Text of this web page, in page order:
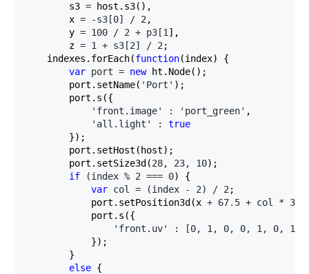
        s3
= host.s3(),
        x
= -s3[0] / 2,
        y
= 100 / 2 + p3[1],
        z
= 1 + s3[2] / 2;
    indexes.forEach(
function(index) {
var port = new ht.Node();
        port.setName(
'Port' );
        port.s({
'front.image' : 'port_green' ,
'all.light' : true
        });
        port.setHost(host);
        port.setSize3d(
28, 23, 10);
if (index % 2 === 0) {
var col = (index - 2) / 2;
            port.setPosition3d(x
+ 67.5 + col *
            port.s({
'front.uv' : [0, 1, 0, 0, 1, 0, 1,
            });
        }
else {